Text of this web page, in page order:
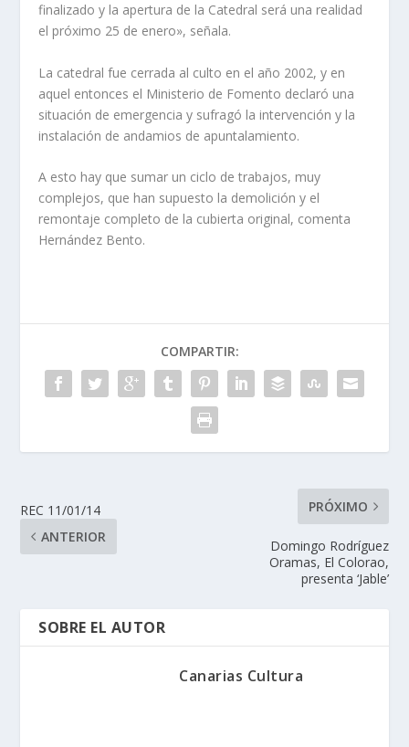
finalizado y la apertura de la Catedral será una realidad
el próximo 25 de enero», señala.
La catedral fue cerrada al culto en el año 2002, y en
aquel entonces el Ministerio de Fomento declaró una
situación de emergencia y sufragó la intervención y la
instalación de andamios de apuntalamiento.
A esto hay que sumar un ciclo de trabajos, muy
complejos, que han supuesto la demolición y el
remontaje completo de la cubierta original, comenta
Hernández Bento.
COMPARTIR:
REC 11/01/14
ANTERIOR
PRÓXIMO
Domingo Rodríguez
Oramas, El Colorao,
presenta ‘Jable’
SOBRE EL AUTOR
Canarias Cultura